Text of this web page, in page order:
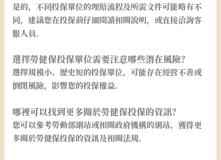
是的，不同投保單位的理賠流程及所需文件可能略有不
同，建議您在投保前仔細閱讀相關說明，或直接洽詢客
服人員。
選擇勞健保投保單位需要注意哪些潛在風險？
選擇規模小、歷史短的投保單位，可能存在經營不善或
倒閉風險，影響您的投保權益。
哪裡可以找到更多關於勞健保投保的資訊？
您可以參考勞動部網站或相關政府機構的網站，獲得更
多關於勞健保投保的資訊及相關法規。